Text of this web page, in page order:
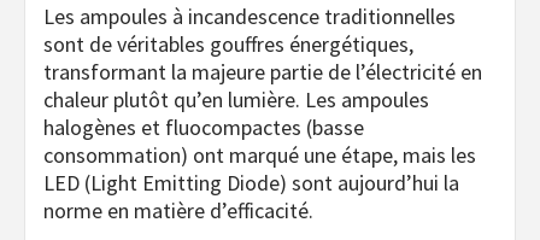
Les ampoules à incandescence traditionnelles
sont de véritables gouffres énergétiques,
transformant la majeure partie de l’électricité en
chaleur plutôt qu’en lumière. Les ampoules
halogènes et fluocompactes (basse
consommation) ont marqué une étape, mais les
LED (Light Emitting Diode) sont aujourd’hui la
norme en matière d’efficacité.